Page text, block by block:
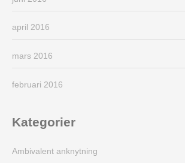
april 2016
mars 2016
februari 2016
Kategorier
Ambivalent anknytning